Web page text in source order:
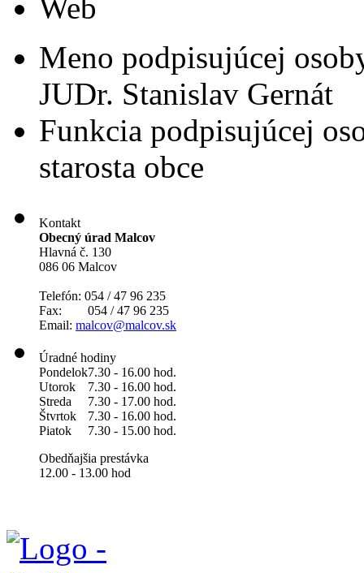
Web
Meno podpisujúcej
JUDr. Stanislav Gernát
Funkcia podpisujúcej
starosta obce
Kontakt
Obecný úrad Malcov
Hlavná č. 130
086 06 Malcov
Telefón: 054 / 47 96 235
Fax: 054 / 47 96 235
Email: malcov@malcov.sk
Úradné hodiny
Pondelok7.30 - 16.00 hod.
Utorok
7.30 - 16.00 hod.
Streda
7.30 - 17.00 hod.
Štvrtok
7.30 - 16.00 hod.
Piatok
7.30 - 15.00 hod.
Obedňajšia prestávka
12.00 - 13.00 hod